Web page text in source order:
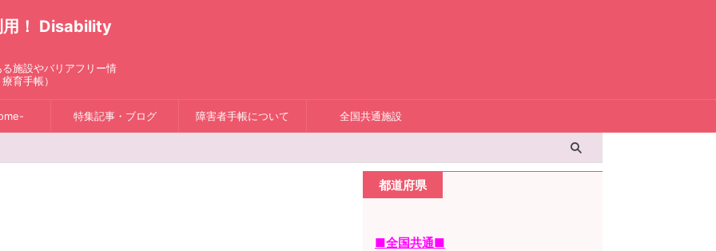
用！ Disability
施設やバリアフリー情
育手帳）
特集記事・ブログ 障害者手帳について 全国共通施設
都道府県
■全国共通■